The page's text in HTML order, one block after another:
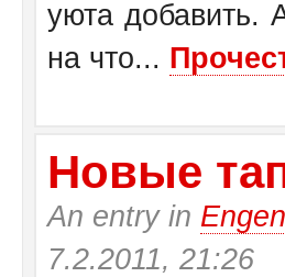
уюта добавить.
на что...
Новые
An entry in
7.2.2011, 21:26